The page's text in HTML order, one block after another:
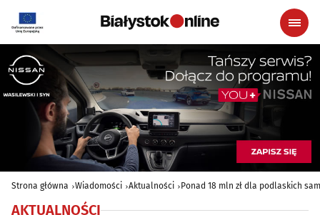
Strona główna Wiadomości Aktualności Ponad 18 mln zł dla podlaskich
AKTUALNOŚCI